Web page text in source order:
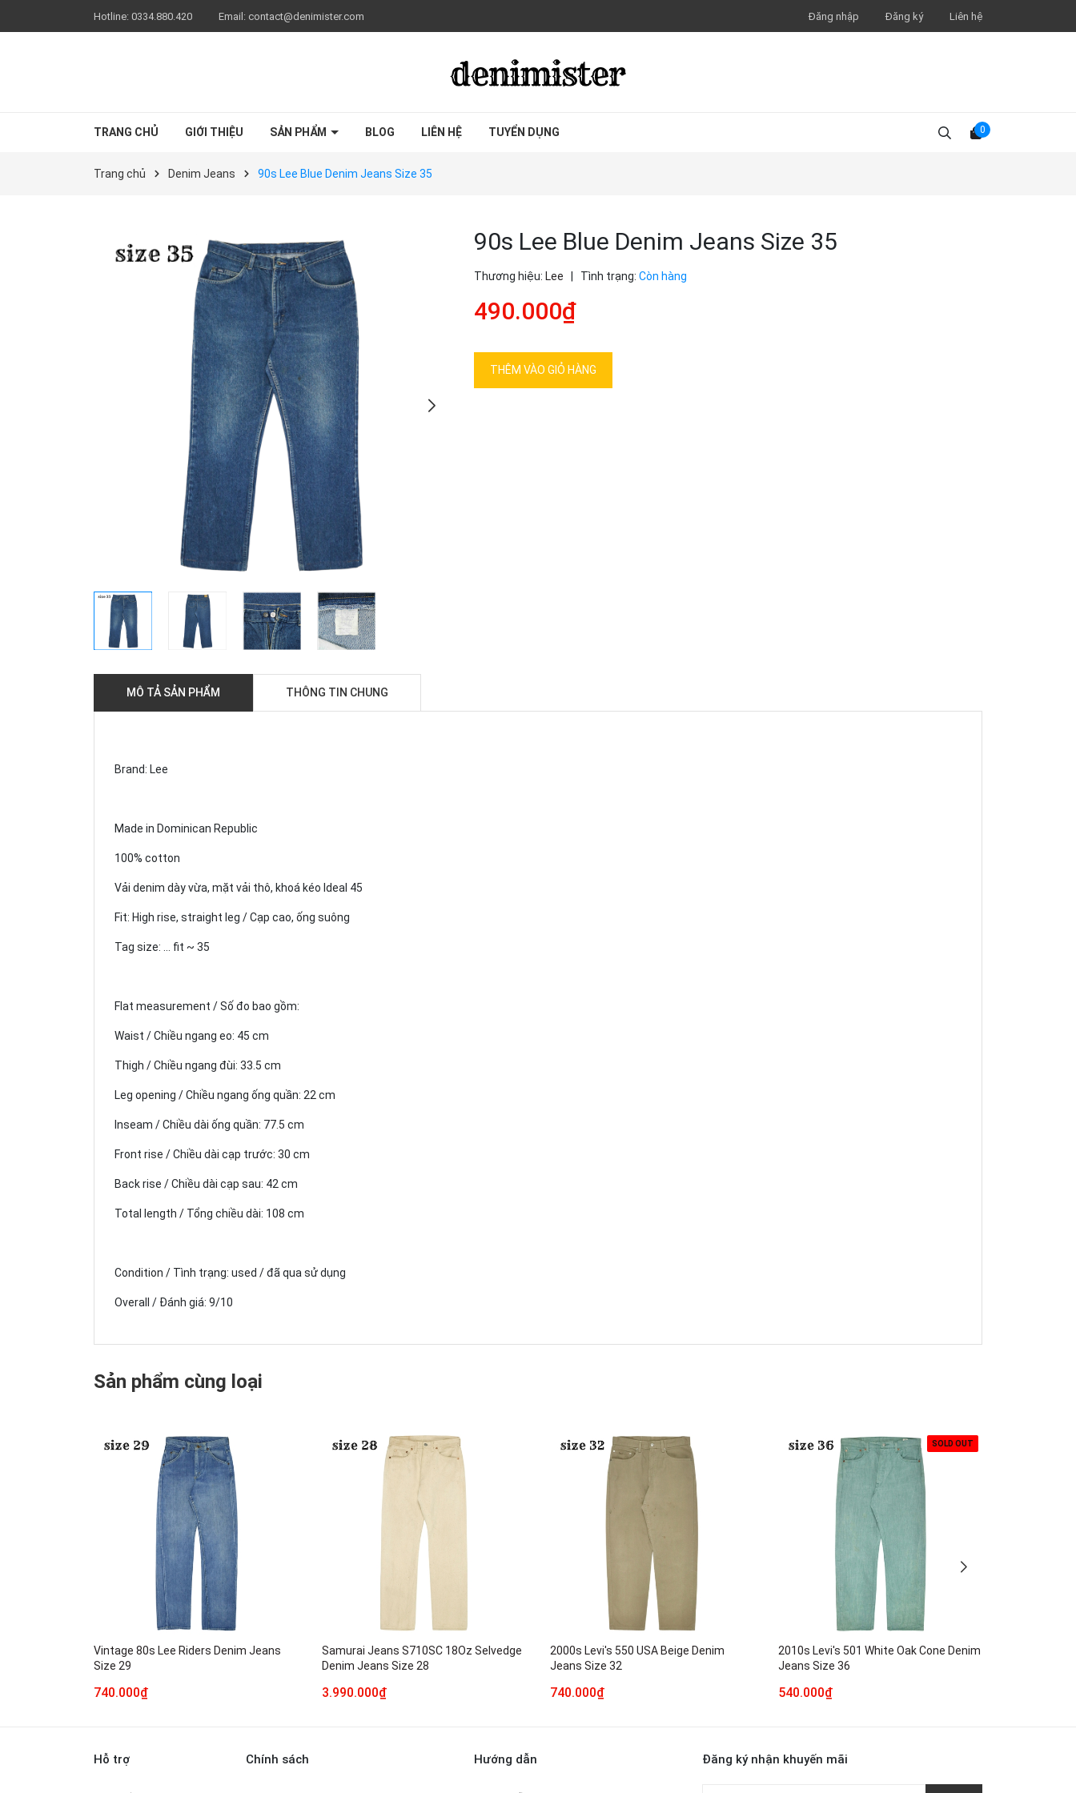
Hotline: 0334.880.420 Email: contact@denimister.com Đăng nhập Đăng ký Liên hệ
TRANG CHỦ GIỚI THIỆU SẢN PHẨM BLOG LIÊN HỆ TUYỂN DỤNG 0
Trang chủ Denim Jeans 90s Lee Blue Denim Jeans Size 35
90s Lee Blue Denim Jeans Size 35
Thương hiệu: Lee Tình trạng: Còn hàng
490.000₫
THÊM VÀO GIỎ HÀNG
MÔ TẢ SẢN PHẨM THÔNG TIN CHUNG
Brand: Lee
Made in Dominican Republic
100% cotton
Vải denim dày vừa, mặt vải thô, khoá kéo Ideal 45
Fit: High rise, straight leg / Cạp cao, ống suông
Tag size: ... fit ~ 35
Flat measurement / Số đo bao gồm:
Waist / Chiều ngang eo: 45 cm
Thigh / Chiều ngang đùi: 33.5 cm
Leg opening / Chiều ngang ống quần: 22 cm
Inseam / Chiều dài ống quần: 77.5 cm
Front rise / Chiều dài cạp trước: 30 cm
Back rise / Chiều dài cạp sau: 42 cm
Total length / Tổng chiều dài: 108 cm
Condition / Tình trạng: used / đã qua sử dụng
Overall / Đánh giá: 9/10
Sản phẩm cùng loại
Vintage 80s Lee Riders Denim Jeans
Size 29
740.000₫
Samurai Jeans S710SC 18Oz Selvedge
Denim Jeans Size 28
3.990.000₫
2000s Levi's 550 USA Beige Denim
Jeans Size 32
740.000₫
SOLD OUT
2010s Levi's 501 White Oak Cone Denim
Jeans Size 36
540.000₫
Hỗ trợ Chính sách Hướng dẫn Đăng ký nhận khuyến mãi